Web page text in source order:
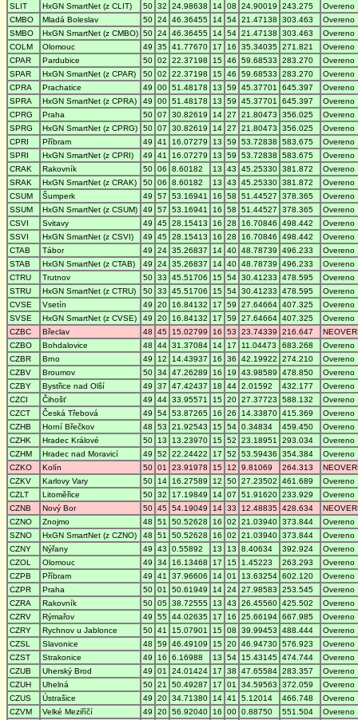
SLIT
HxGN SmartNet (z CLIT) 50 32 24.98638 14 08 24.90019 243.275
Overeno
CMBO
Mladá Boleslav 50 24 46.36455 14 54 21.47138 303.463
Overeno
SMBO
HxGN SmartNet (z CMBO) 50 24 46.36455 14 54 21.47138 303.463
Overeno
COLM
Olomouc 49 35 41.77670 17 16 35.34035 271.821
Overeno
CPAR
Pardubice 50 02 22.37198 15 46 59.68533 283.270
Overeno
SPAR
HxGN SmartNet (z CPAR) 50 02 22.37198 15 46 59.68533 283.270
Overeno
CPRA
Prachatice 49 00 51.48178 13 59 45.37701 645.397
Overeno
SPRA
HxGN SmartNet (z CPRA) 49 00 51.48178 13 59 45.37701 645.397
Overeno
CPRG
Praha 50 07 30.82619 14 27 21.80473 356.025
Overeno
SPRG
HxGN SmartNet (z CPRG) 50 07 30.82619 14 27 21.80473 356.025
Overeno
CPRI
Příbram 49 41 16.07279 13 59 53.72838 583.675
Overeno
SPRI
HxGN SmartNet (z CPRI) 49 41 16.07279 13 59 53.72838 583.675
Overeno
CRAK
Rakovník 50 06 8.60182 13 43 45.25330 381.872
Overeno
SRAK
HxGN SmartNet (z CRAK) 50 06 8.60182 13 43 45.25330 381.872
Overeno
CSUM
Šumperk 49 57 53.16941 16 58 51.44527 378.365
Overeno
SSUM
HxGN SmartNet (z CSUM) 49 57 53.16941 16 58 51.44527 378.365
Overeno
CSVI
Svitavy 49 45 28.15413 16 28 16.70846 498.442
Overeno
SSVI
HxGN SmartNet (z CSVI) 49 45 28.15413 16 28 16.70846 498.442
Overeno
CTAB
Tábor 49 24 35.26837 14 40 48.78739 496.233
Overeno
STAB
HxGN SmartNet (z CTAB) 49 24 35.26837 14 40 48.78739 496.233
Overeno
CTRU
Trutnov 50 33 45.51706 15 54 30.41233 478.595
Overeno
STRU
HxGN SmartNet (z CTRU) 50 33 45.51706 15 54 30.41233 478.595
Overeno
CVSE
Vsetín 49 20 16.84132 17 59 27.64664 407.325
Overeno
SVSE
HxGN SmartNet (z CVSE) 49 20 16.84132 17 59 27.64664 407.325
Overeno
CZBC
Břeclav 48 45 15.02799 16 53 23.74339 216.647
CZBO
Bohdalovice 48 44 31.37084 14 17 11.04473 683.268
Overeno
CZBR
Brno 49 12 14.43937 16 36 42.19922 274.210
Overeno
CZBV
Broumov 50 34 47.26289 16 19 43.98589 478.850
Overeno
CZBY
Bystřice nad Olší 49 37 47.42437 18 44 2.01592 432.177
Overeno
CZCI
Čihošť 49 44 33.95571 15 20 27.37723 588.132
Overeno
CZCT
Česká Třebová 49 54 53.87265 16 26 14.33870 415.369
Overeno
CZHB
Horní Břečkov 48 53 21.92543 15 54 0.34834 459.450
Overeno
CZHK
Hradec Králové 50 13 13.23970 15 52 23.18951 293.034
Overeno
CZHM
Hradec nad Moravicí 49 52 22.24422 17 52 53.59436 354.384
Overeno
CZKO
Kolín 50 01 23.91978 15 12 9.81069 264.313
CZKV
Karlovy Vary 50 14 16.27589 12 50 27.23502 461.689
Overeno
CZLT
Litoměřice 50 32 17.19849 14 07 51.91620 233.929
Overeno
CZNB
Nový Bor 50 45 54.19049 14 33 12.48835 428.634
CZNO
Znojmo 48 51 50.52628 16 02 21.03940 373.844
Overeno
SZNO
HxGN SmartNet (z CZNO) 48 51 50.52628 16 02 21.03940 373.844
Overeno
CZNY
Nýřany 49 43 0.55892 13 13 8.40634 392.924
Overeno
CZOL
Olomouc 49 34 16.13468 17 15 1.45223 263.293
Overeno
CZPB
Příbram 49 41 37.96606 14 01 13.63254 602.120
Overeno
CZPR
Praha 50 01 50.61949 14 24 27.98583 253.545
Overeno
CZRA
Rakovník 50 05 38.72555 13 43 26.45560 425.502
Overeno
CZRV
Rýmařov 49 55 44.02635 17 16 25.66194 667.985
Overeno
CZRY
Rychnov u Jablonce 50 41 15.07901 15 08 39.99453 488.444
Overeno
CZSL
Slavonice 48 59 46.49109 15 20 46.94730 576.923
Overeno
CZST
Strakonice 49 16 6.16988 13 54 15.43145 474.744
Overeno
CZUB
Uherský Brod 49 01 24.01424 17 38 47.65584 283.357
Overeno
CZUH
Uhelná 50 21 50.49287 17 01 34.59563 372.059
Overeno
CZUS
Ústrašice 49 20 34.71380 14 41 5.12014 466.748
Overeno
CZVM
Velké Meziříčí 49 20 56.92040 16 00 0.88750 551.504
Overeno